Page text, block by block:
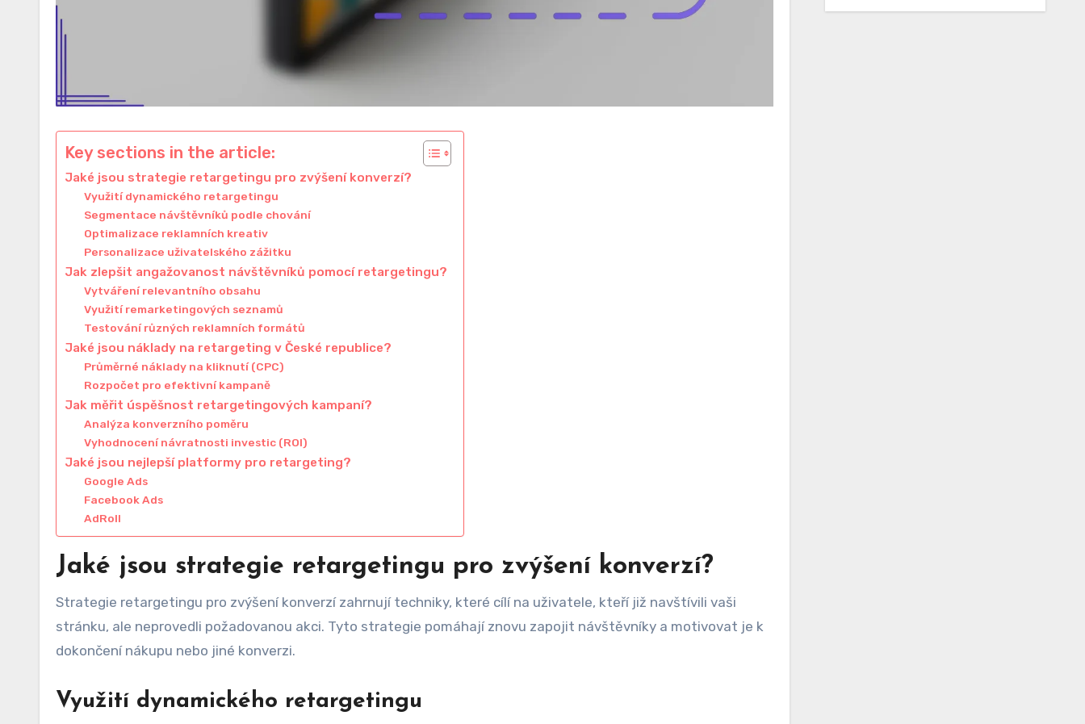
Key sections in the article:
Jaké jsou strategie retargetingu pro zvýšení konverzí?
Využití dynamického retargetingu
Segmentace návštěvníků podle chování
Optimalizace reklamních kreativ
Personalizace uživatelského zážitku
Jak zlepšit angažovanost návštěvníků pomocí retargetingu?
Vytváření relevantního obsahu
Využití remarketingových seznamů
Testování různých reklamních formátů
Jaké jsou náklady na retargeting v České republice?
Průměrné náklady na kliknutí (CPC)
Rozpočet pro efektivní kampaně
Jak měřit úspěšnost retargetingových kampaní?
Analýza konverzního poměru
Vyhodnocení návratnosti investic (ROI)
Jaké jsou nejlepší platformy pro retargeting?
Google Ads
Facebook Ads
AdRoll
Jaké jsou strategie retargetingu pro zvýšení konverzí?
Strategie retargetingu pro zvýšení konverzí zahrnují techniky, které cílí na uživatele, kteří již navštívili vaši
stránku, ale neprovedli požadovanou akci. Tyto strategie pomáhají znovu zapojit návštěvníky a motivovat je k
dokončení nákupu nebo jiné konverzi.
Využití dynamického retargetingu